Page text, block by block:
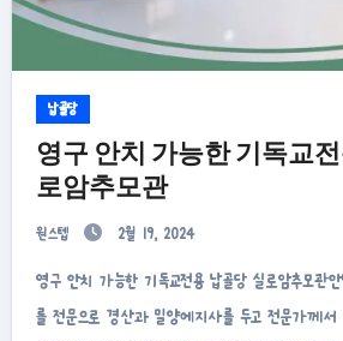
납골당
영구 안치 가능한 기독교
로암추모관
원스텝 2월 19, 2024
영구 안치 가능한 기독교전용 납골당 실로암추모관안녕하십니까 장례와 장지
를 전문으로 경산과 밀양에지사를 두고 전문가께서